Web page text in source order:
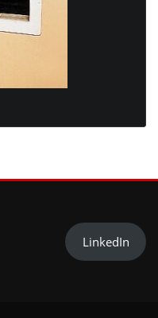
LinkedIn